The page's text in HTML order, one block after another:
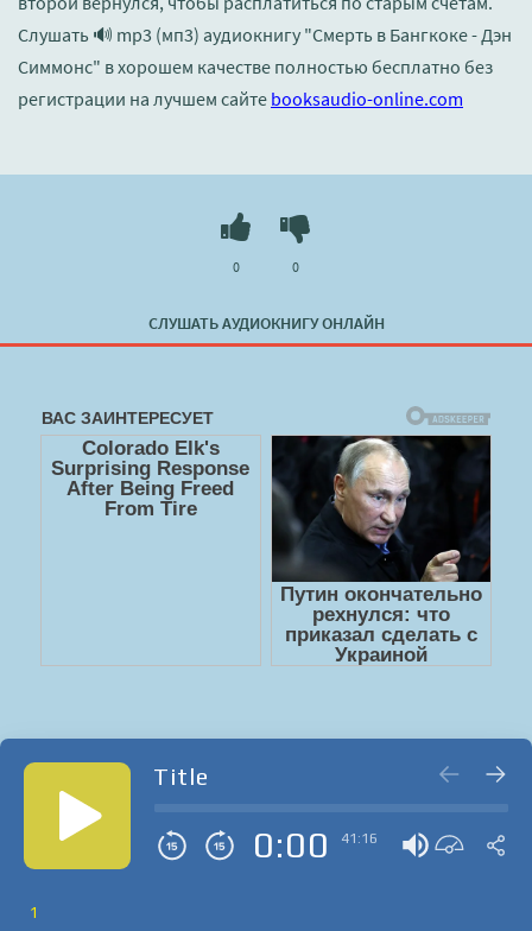
Слушать 🔊 mp3 (мп3) аудиокнигу "Смерть в Бангкоке - Дэн
Симмонс" в хорошем качестве полностью бесплатно без
регистрации на лучшем сайте booksaudio-online.com
СЛУШАТЬ АУДИОКНИГУ ОНЛАЙН
0 0
Title
0:00 41:16
1